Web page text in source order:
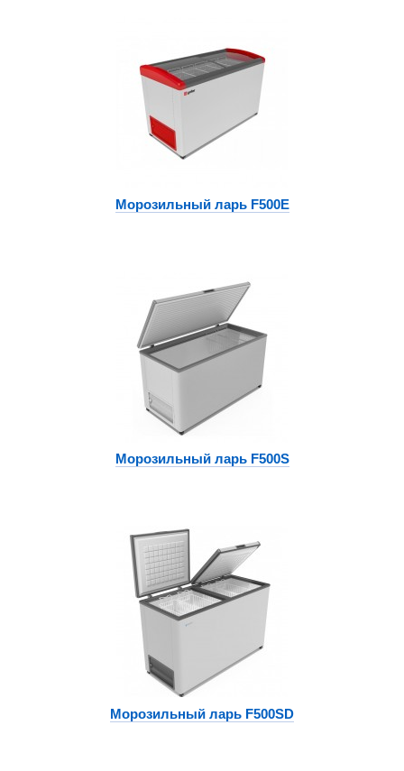
Морозильный ларь F500E
Морозильный ларь F500S
Морозильный ларь F500SD